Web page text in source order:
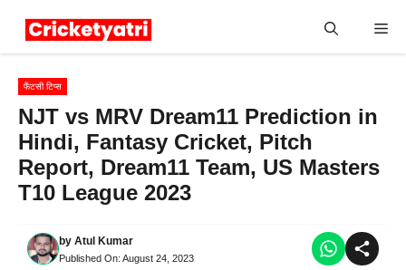
फैंटसी टिप्स
NJT vs MRV Dream11 Prediction in
Hindi, Fantasy Cricket, Pitch
Report, Dream11 Team, US Masters
T10 League 2023
by Atul Kumar
Published On: August 24, 2023